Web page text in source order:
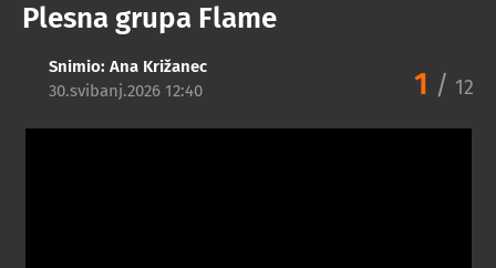
Plesna grupa Flame
Snimio: Ana Križanec
30.svibanj.2026 12:40
1 / 12